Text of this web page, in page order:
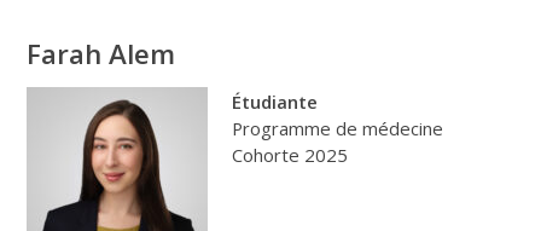
Farah Alem
Étudiante
Programme de médecine
Cohorte 2025